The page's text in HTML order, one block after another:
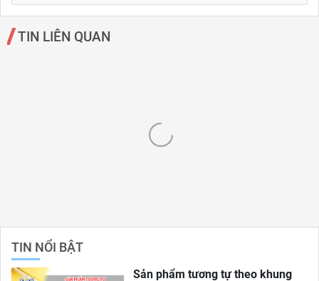
TIN LIÊN QUAN
TIN NỔI BẬT
Sản phẩm tương tự theo khung